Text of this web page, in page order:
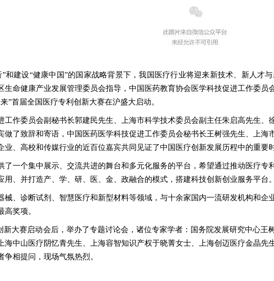
和建设“健康中国”的国家战略背景下，我国医疗行业将迎来新技术、新人才
生命健康产业发展管理委员会指导，中国医药教育协会医学科技促进工作委
首届全国医疗专利创新大赛在沪盛大启动。
工作委员会副秘书长郭建民先生、上海市科学技术委员会副主任朱启高先生
做了致辞和寄语，中国医药医学科技促进工作委员会秘书长王树强先生、上
、高校和传媒行业的近百位嘉宾共同见证了中国医疗创新发展历程中的重要
了一个集中展示、交流共进的舞台和多元化服务的平台，希望通过推动医疗
、并打造产、学、研、医、金、政融合的模式，搭建科技创新创业服务平台。
械、诊断试剂、智慧医疗和新型材料等领域，与十余家国内一流研发机构和
奖项。
新大赛启动会后，举办了专题讨论会，诸位专家学者：国务院发展研究中心
海中山医疗阴忆青先生、上海容智知识产权于晓菁女士、上海创迈医疗金晶
相提问，现场气氛热烈。